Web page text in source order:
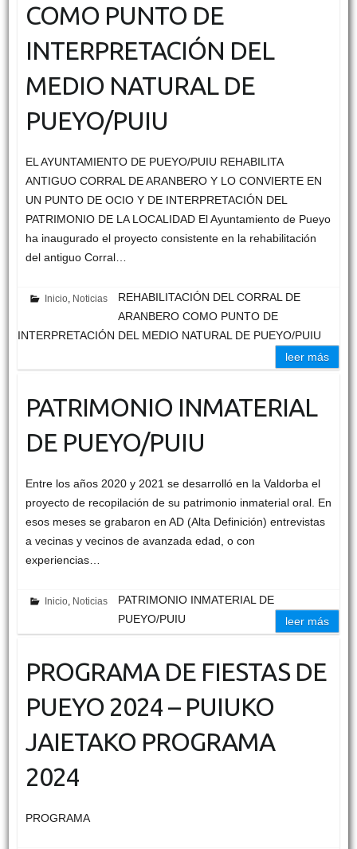
COMO PUNTO DE
INTERPRETACIÓN DEL
MEDIO NATURAL DE
PUEYO/PUIU
EL AYUNTAMIENTO DE PUEYO/PUIU REHABILITA
ANTIGUO CORRAL DE ARANBERO Y LO CONVIERTE EN
UN PUNTO DE OCIO Y DE INTERPRETACIÓN DEL
PATRIMONIO DE LA LOCALIDAD El Ayuntamiento de Pueyo
ha inaugurado el proyecto consistente en la rehabilitación
del antiguo Corral…
Inicio, Noticias
REHABILITACIÓN DEL CORRAL DE
ARANBERO COMO PUNTO DE
INTERPRETACIÓN DEL MEDIO NATURAL DE PUEYO/PUIU
leer más
PATRIMONIO INMATERIAL
DE PUEYO/PUIU
Entre los años 2020 y 2021 se desarrolló en la Valdorba el
proyecto de recopilación de su patrimonio inmaterial oral. En
esos meses se grabaron en AD (Alta Definición) entrevistas
a vecinas y vecinos de avanzada edad, o con
experiencias…
Inicio, Noticias
PATRIMONIO INMATERIAL DE
PUEYO/PUIU
leer más
PROGRAMA DE FIESTAS DE
PUEYO 2024 – PUIUKO
JAIETAKO PROGRAMA
2024
PROGRAMA